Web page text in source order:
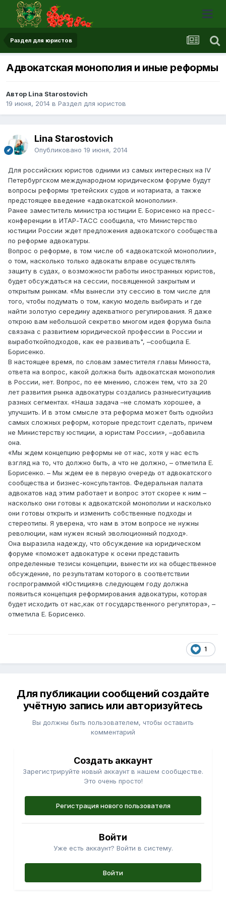
Раздел для юристов
Адвокатская монополия и иные реформы
Автор Lina Starostovich
19 июня, 2014 в Раздел для юристов
Lina Starostovich
Опубликовано 19 июня, 2014
Для российских юристов одними из самых интересных на IV
Петербургском международном юридическом форуме будут
вопросы реформы третейских судов и нотариата, а также
предстоящее введение «адвокатской монополии».
Ранее заместитель министра юстиции Е. Борисенко на пресс-
конференции в ИТАР-ТАСС сообщила, что Министерство
юстиции России ждет предложения адвокатского сообщества
по реформе адвокатуры.
Вопрос о реформе, в том числе об «адвокатской монополии»,
о том, насколько только адвокаты вправе осуществлять
защиту в судах, о возможности работы иностранных юристов,
будет обсуждаться на сессии, посвященной закрытым и
открытым рынкам. «Мы вынесли эту сессию в том числе для
того, чтобы подумать о том, какую модель выбирать и где
найти золотую середину адекватного регулирования. Я даже
открою вам небольшой секрет:во многом идея форума была
связана с развитием юридической профессии в России и
выработкойподходов, как ее развивать", –сообщила Е.
Борисенко.
В настоящее время, по словам заместителя главы Минюста,
ответа на вопрос, какой должна быть адвокатская монополия
в России, нет. Вопрос, по ее мнению, сложен тем, что за 20
лет развития рынка адвокатуры создались разныеситуациив
разных сегментах. «Наша задача –не сломать хорошее, а
улучшить. И в этом смысле эта реформа может быть однойиз
самых сложных реформ, которые предстоит сделать, причем
не Министерству юстиции, а юристам России», –добавила
она.
«Мы ждем концепцию реформы не от нас, хотя у нас есть
взгляд на то, что должно быть, а что не должно, – отметила Е.
Борисенко. – Мы ждем ее в первую очередь от адвокатского
сообщества и бизнес-консультантов. Федеральная палата
адвокатов над этим работает и вопрос этот скорее к ним –
насколько они готовы к адвокатской монополии и насколько
они готовы открыть и изменить собственные подходы и
стереотипы. Я уверена, что нам в этом вопросе не нужны
революции, нам нужен ясный эволюционный подход».
Она выразила надежду, что обсуждение на юридическом
форуме «поможет адвокатуре к осени представить
определенные тезисы концепции, вынести их на общественное
обсуждение, по результатам которого в соответствии
госпрограммой «Юстиция»в следующем году должна
появиться концепция реформирования адвокатуры, которая
будет исходить от нас,как от государственного регулятора», –
отметила Е. Борисенко.
1
Для публикации сообщений создайте
учётную запись или авторизуйтесь
Вы должны быть пользователем, чтобы оставить
комментарий
Создать аккаунт
Зарегистрируйте новый аккаунт в нашем сообществе.
Это очень просто!
Регистрация нового пользователя
Войти
Уже есть аккаунт? Войти в систему.
Войти